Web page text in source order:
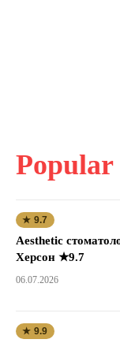
Popular
★ 9.7
Aesthetic
Херсон ★9.7
06.07.2026
★ 9.9